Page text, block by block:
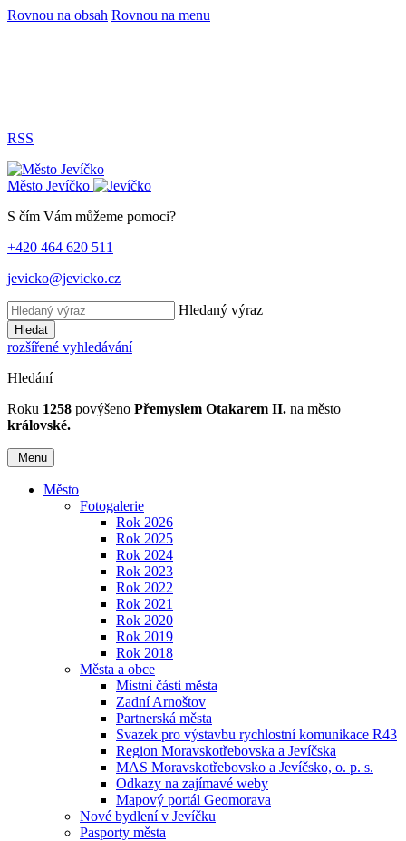
Rovnou na obsah Rovnou na menu
RSS
Město Jevíčko
S čím Vám můžeme pomoci?
+420 464 620 511
jevicko@jevicko.cz
Hledaný výraz
Hledat
rozšířené vyhledávání
Hledání
Roku 1258 povýšeno Přemyslem Otakarem II. na město
královské.
Menu
Město
Fotogalerie
Rok 2026
Rok 2025
Rok 2024
Rok 2023
Rok 2022
Rok 2021
Rok 2020
Rok 2019
Rok 2018
Města a obce
Místní části města
Zadní Arnoštov
Partnerská města
Svazek pro výstavbu rychlostní komunikace R43
Region Moravskotřebovska a Jevíčska
MAS Moravskotřebovsko a Jevíčsko, o. p. s.
Odkazy na zajímavé weby
Mapový portál Geomorava
Nové bydlení v Jevíčku
Pasporty města